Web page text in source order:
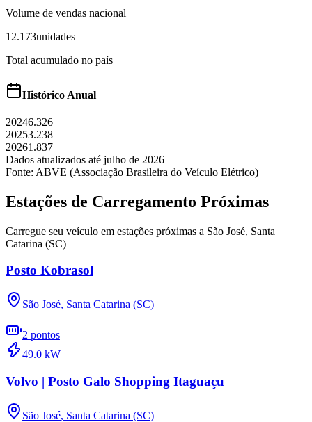
Volume de vendas nacional
12.173unidades
Total acumulado no país
Histórico Anual
20246.326
20253.238
20261.837
Dados atualizados até julho de 2026
Fonte: ABVE (Associação Brasileira do Veículo Elétrico)
Estações de Carregamento Próximas
Carregue seu veículo em estações próximas a São José, Santa
Catarina (SC)
Posto Kobrasol
São José, Santa Catarina (SC)
2 pontos
49.0 kW
Volvo | Posto Galo Shopping Itaguaçu
São José, Santa Catarina (SC)